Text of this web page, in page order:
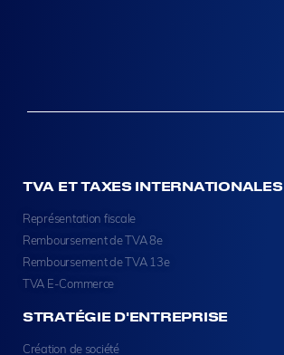
TVA ET TAXES INTERNATIONALES
Représentation fiscale
Remboursement de TVA 8e
Remboursement de TVA 13e
TVA E-Commerce
STRATÉGIE D'ENTREPRISE
Création de société